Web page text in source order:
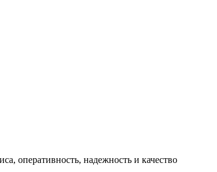
оперативность, надежность и качество